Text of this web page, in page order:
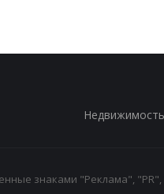
Недвижимость
знаками "Реклама",